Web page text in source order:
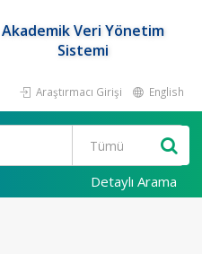
Akademik Veri Yönetim
Sistemi
Araştırmacı Girişi English
Detaylı Arama